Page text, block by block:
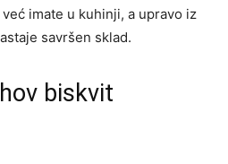
imate u kuhinji, a upravo iz
savršen sklad.
biskvit